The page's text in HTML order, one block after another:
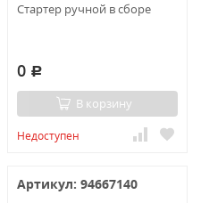
Стартер ручной в сборе
0 Р
В корзину
Недоступен
Артикул: 94667140